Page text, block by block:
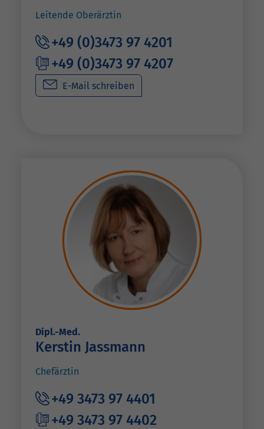
Leitende Oberärztin
+49 (0)3473 97 4201
+49 (0)3473 97 4207
E-Mail schreiben
Dipl.-Med.
Kerstin Jassmann
Chefärztin
+49 3473 97 4401
+49 3473 97 4402